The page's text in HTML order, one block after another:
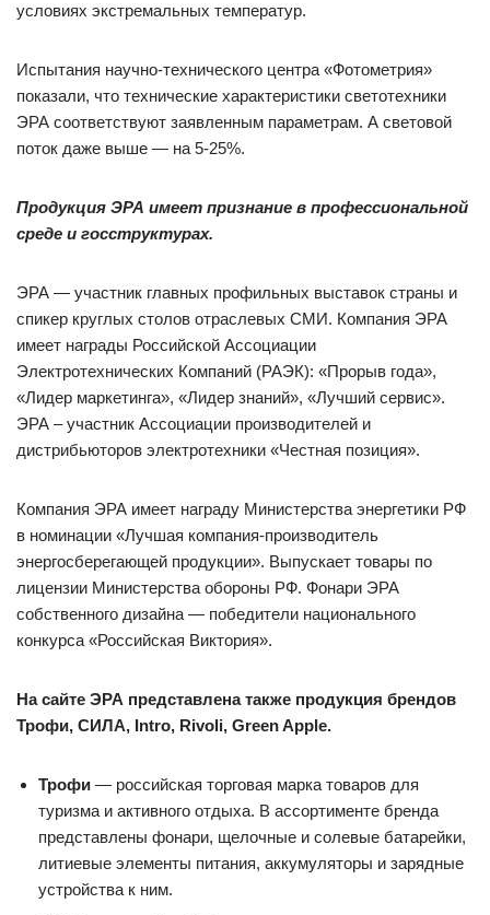
условиях экстремальных температур.
Испытания научно-технического центра «Фотометрия»
показали, что технические характеристики светотехники
ЭРА соответствуют заявленным параметрам. А световой
поток даже выше — на 5-25%.
Продукция ЭРА имеет признание в профессиональной
среде и госструктурах.
ЭРА — участник главных профильных выставок страны и
спикер круглых столов отраслевых СМИ. Компания ЭРА
имеет награды Российской Ассоциации
Электротехнических Компаний (РАЭК): «Прорыв года»,
«Лидер маркетинга», «Лидер знаний», «Лучший сервис».
ЭРА – участник Ассоциации производителей и
дистрибьюторов электротехники «Честная позиция».
Компания ЭРА имеет награду Министерства энергетики РФ
в номинации «Лучшая компания-производитель
энергосберегающей продукции». Выпускает товары по
лицензии Министерства обороны РФ. Фонари ЭРА
собственного дизайна — победители национального
конкурса «Российская Виктория».
На сайте ЭРА представлена также продукция брендов
Трофи, СИЛА, Intro, Rivoli, Green Apple.
Трофи — российская торговая марка товаров для
туризма и активного отдыха. В ассортименте бренда
представлены фонари, щелочные и солевые батарейки,
литиевые элементы питания, аккумуляторы и зарядные
устройства к ним.